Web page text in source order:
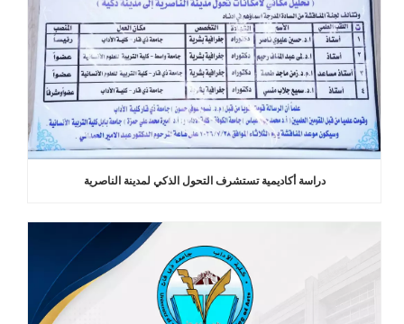
دراسة أكاديمية تستشرف التحول الذكي لمدينة الناصرية